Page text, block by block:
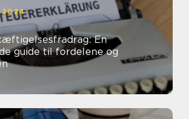
2024
En
guide til fordelene og